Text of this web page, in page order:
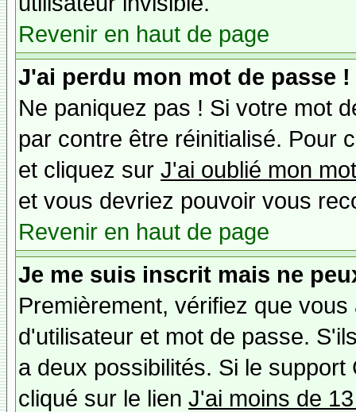
Revenir en haut de page
J'ai perdu mon mot de passe !
Ne paniquez pas ! Si votre mot
par contre être réinitialisé. Pour
et cliquez sur J'ai oublié mon
et vous devriez pouvoir vous
Revenir en haut de page
Je me suis inscrit mais ne
Premièrement, vérifiez que
d'utilisateur et mot de passe.
a deux possibilités. Si le
cliqué sur le lien J'ai moins de